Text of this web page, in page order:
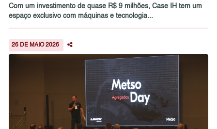
Com um investimento de quase R$ 9 milhões, Case IH tem um
espaço exclusivo com máquinas e tecnologia...
26 DE MAIO 2026